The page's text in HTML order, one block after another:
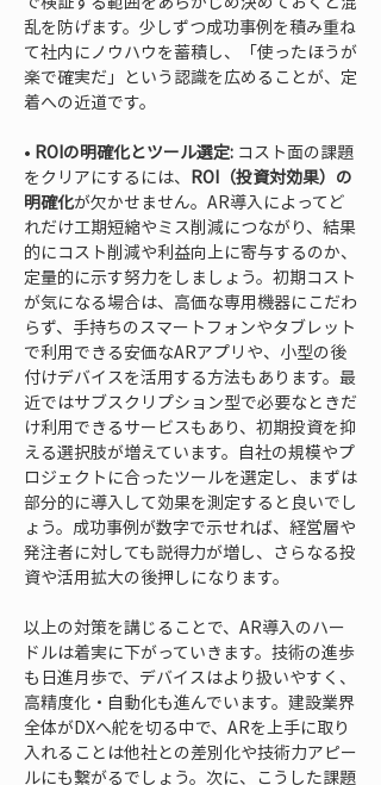
乱を防げます。少しずつ成功事例を積み重ね
て社内にノウハウを蓄積し、「使ったほうが
楽で確実だ」という認識を広めることが、定
• ROIの明確化とツール選定: コスト面の課題
をクリアにするには、 ROI（投資対効果）の
明確化が欠かせません。AR導入によってど
れだけ工期短縮やミス削減につながり、結果
的にコスト削減や利益向上に寄与するのか、
定量的に示す努力をしましょう。初期コスト
が気になる場合は、高価な専用機器にこだわ
らず、手持ちのスマートフォンやタブレット
で利用できる安価なARアプリや、小型の後
付けデバイスを活用する方法もあります。最
近ではサブスクリプション型で必要なときだ
け利用できるサービスもあり、初期投資を抑
える選択肢が増えています。自社の規模やプ
ロジェクトに合ったツールを選定し、まずは
部分的に導入して効果を測定すると良いでし
ょう。成功事例が数字で示せれば、経営層や
発注者に対しても説得力が増し、さらなる投
資や活用拡大の後押しになります。
以上の対策を講じることで、AR導入のハー
ドルは着実に下がっていきます。技術の進歩
も日進月歩で、デバイスはより扱いやすく、
高精度化・自動化も進んでいます。建設業界
全体がDXへ舵を切る中で、ARを上手に取り
入れることは他社との差別化や技術力アピー
ルにも繋がるでしょう。次に、こうした課題